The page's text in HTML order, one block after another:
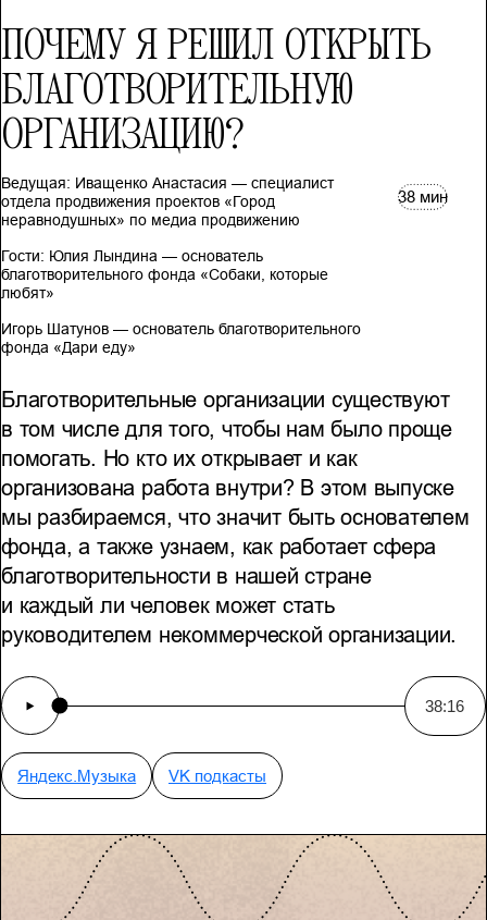
Ведущая: Иващенко Анастасия — специалист
отдела продвижения проектов «Город
неравнодушных» по медиа продвижению
Гости: Юлия Лындина — основатель
благотворительного фонда «Собаки, которые
любят»
Игорь Шатунов — основатель благотворительного
фонда «Дари еду»
38 мин
ПОЧЕМУ Я РЕШИЛ ОТКРЫТЬ
БЛАГОТВОРИТЕЛЬНУЮ
ОРГАНИЗАЦИЮ?
Благотворительные организации существуют
в том числе для того, чтобы нам было проще
помогать. Но кто их открывает и как
организована работа внутри? В этом выпуске
мы разбираемся, что значит быть основателем
фонда, а также узнаем, как работает сфера
благотворительности в нашей стране
и каждый ли человек может стать
руководителем некоммерческой организации.
38:16
Яндекс.Музыка VK подкасты